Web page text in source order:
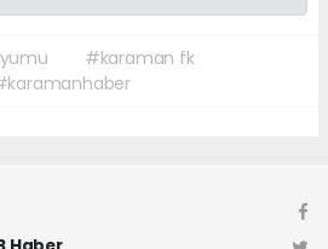
#karaman fk